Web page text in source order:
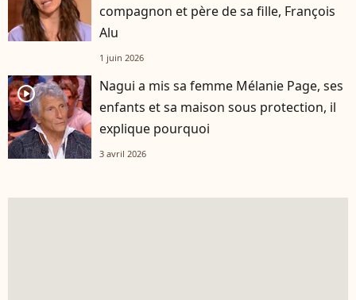
compagnon et père de sa fille, François
Alu
1 juin 2026
player2
Nagui a mis sa femme Mélanie Page, ses
enfants et sa maison sous protection, il
explique pourquoi
3 avril 2026